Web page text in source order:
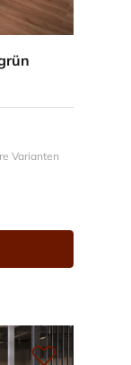
Varianten